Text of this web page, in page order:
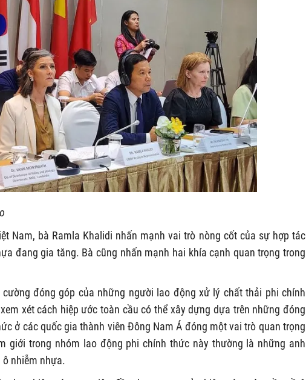
Nam, bà Ramla Khalidi nhấn mạnh vai trò nòng cốt của sự hợp tác
đang gia tăng. Bà cũng nhấn mạnh hai khía cạnh quan trọng trong
đóng góp của những người lao động xử lý chất thải phi chính
xét cách hiệp ước toàn cầu có thể xây dựng dựa trên những đóng
ở các quốc gia thành viên Đông Nam Á đóng một vai trò quan trọng
giới trong nhóm lao động phi chính thức này thường là những anh
ô nhiễm nhựa.